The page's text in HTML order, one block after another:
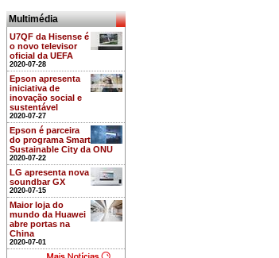
Multimédia
U7QF da Hisense é
o novo televisor
oficial da UEFA
2020-07-28
Epson apresenta
iniciativa de
inovação social e
sustentável
2020-07-27
Epson é parceira
do programa Smart
Sustainable City da ONU
2020-07-22
LG apresenta nova
soundbar GX
2020-07-15
Maior loja do
mundo da Huawei
abre portas na
China
2020-07-01